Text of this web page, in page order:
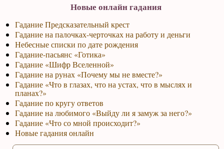
Новые онлайн гадания
Гадание Предсказательный крест
Гадание на палочках-черточках на работу и деньги
Небесные списки по дате рождения
Гадание-пасьянс «Готика»
Гадание «Шифр Вселенной»
Гадание на рунах «Почему мы не вместе?»
Гадание «Что в глазах, что на устах, что в мыслях и
планах?»
Гадание по кругу ответов
Гадание на любимого «Выйду ли я замуж за него?»
Гадание «Что со мной происходит?»
Новые гадания онлайн